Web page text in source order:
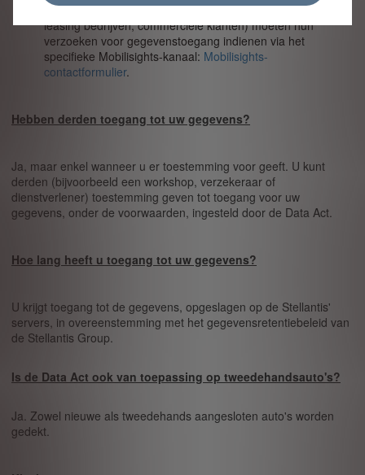
Zakelijke klanten (B2B):Zakelijke gebruikers (fleets,
leasing bedrijven, commerciële klanten) moeten hun
verzoeken voor gegevenstoegang indienen via het
specifieke Mobilisights-kanaal: Mobilisights-
contactformulier.
Hebben derden toegang tot uw gegevens?
Ja, maar enkel wanneer u er toestemming voor geeft. U kunt
derden (bijvoorbeeld een workshop, verzekeraar of
dienstverlener) toestemming geven tot toegang voor uw
gegevens, onder de voorwaarden, ingesteld door de Data Act.
Hoe lang heeft u toegang tot uw gegevens?
U krijgt toegang tot de gegevens, opgeslagen op de Stellantis'
servers, in overeenstemming met het gegevensretentiebeleid van
de Stellantis Group.
Is de Data Act ook van toepassing op tweedehandsauto's?
Ja. Zowel nieuwe als tweedehands aangesloten auto's worden
gedekt.